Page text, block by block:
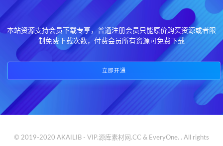
本站资源支持会员下载专享，普通注册会员只能原价购买资源或者限
制免费下载次数，付费会员所有资源可免费下载
立即开通
© 2019-2020 AKAILIB - VIP.源库素材网.CC & EveryOne. . All rights